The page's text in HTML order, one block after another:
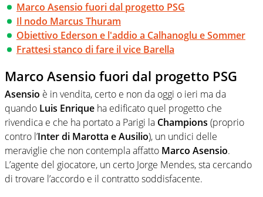
Marco Asensio fuori dal progetto PSG
Il nodo Marcus Thuram
Obiettivo Ederson e l'addio a Calhanoglu e Sommer
Frattesi stanco di fare il vice Barella
Marco Asensio fuori dal progetto PSG
Asensio è in vendita, certo e non da oggi o ieri ma da
quando Luis Enrique ha edificato quel progetto che
rivendica e che ha portato a Parigi la Champions (proprio
contro l’Inter di Marotta e Ausilio), un undici delle
meraviglie che non contempla affatto Marco Asensio.
L’agente del giocatore, un certo Jorge Mendes, sta cercando
di trovare l’accordo e il contratto soddisfacente.